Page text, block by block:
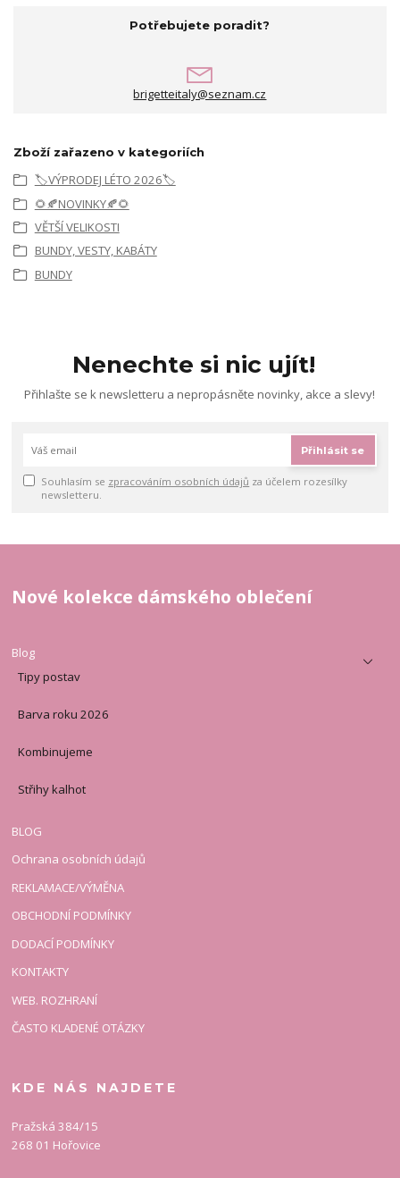
Potřebujete poradit?
brigetteitaly@seznam.cz
Zboží zařazeno v kategoriích
🏷️VÝPRODEJ LÉTO 2026🏷️
🌻🍂NOVINKY🍂🌻
VĚTŠÍ VELIKOSTI
BUNDY, VESTY, KABÁTY
BUNDY
Nenechte si nic ujít!
Přihlašte se k newsletteru a nepropásněte novinky, akce a slevy!
Přihlásit se
Souhlasím se zpracováním osobních údajů za účelem rozesílky
newsletteru.
Nové kolekce dámského oblečení
Blog
Tipy postav
Barva roku 2026
Kombinujeme
Střihy kalhot
BLOG
Ochrana osobních údajů
REKLAMACE/VÝMĚNA
OBCHODNÍ PODMÍNKY
DODACÍ PODMÍNKY
KONTAKTY
WEB. ROZHRANÍ
ČASTO KLADENÉ OTÁZKY
KDE NÁS NAJDETE
Pražská 384/15
268 01 Hořovice